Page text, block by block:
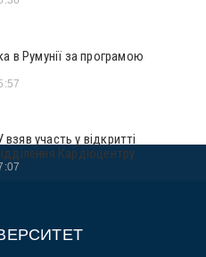
в Румунії за програмою
участь у відкритті
Кардіоцентру